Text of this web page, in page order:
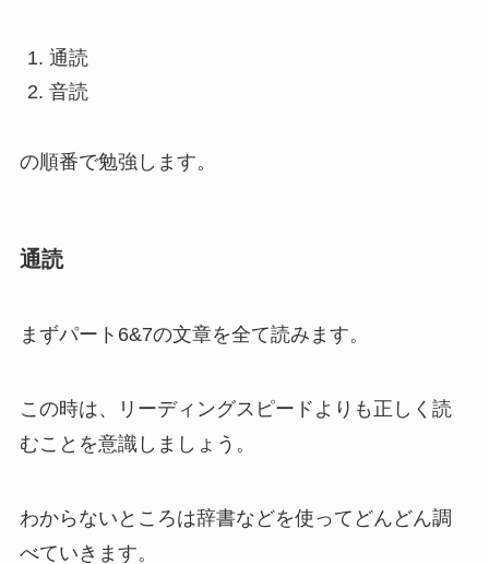
通読
音読
の順番で勉強します。
通読
まずパート6&7の文章を全て読みます。
この時は、リーディングスピードよりも正しく読
むことを意識しましょう。
わからないところは辞書などを使ってどんどん調
べていきます。